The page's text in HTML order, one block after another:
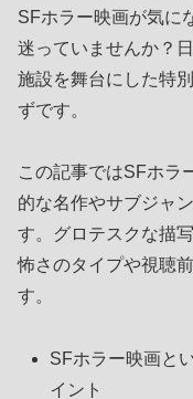
SFホラー映画が気に
迷っていませんか？
施設を舞台にした特
ずです。
この記事ではSFホラ
的な名作やサブジャ
す。グロテスクな描
怖さのタイプや視聴
す。
SFホラー映画と
イント